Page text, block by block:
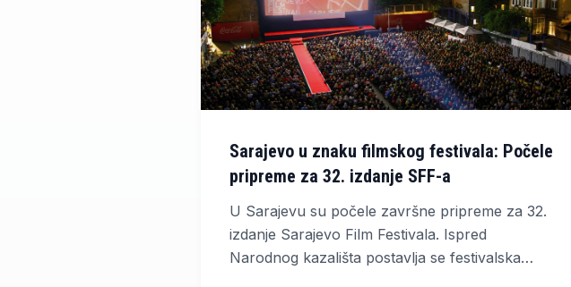
Sarajevo u znaku filmskog festivala: Počele
pripreme za 32. izdanje SFF-a
U Sarajevu su počele završne pripreme za 32.
izdanje Sarajevo Film Festivala. Ispred
Narodnog kazališta postavlja se festivalska